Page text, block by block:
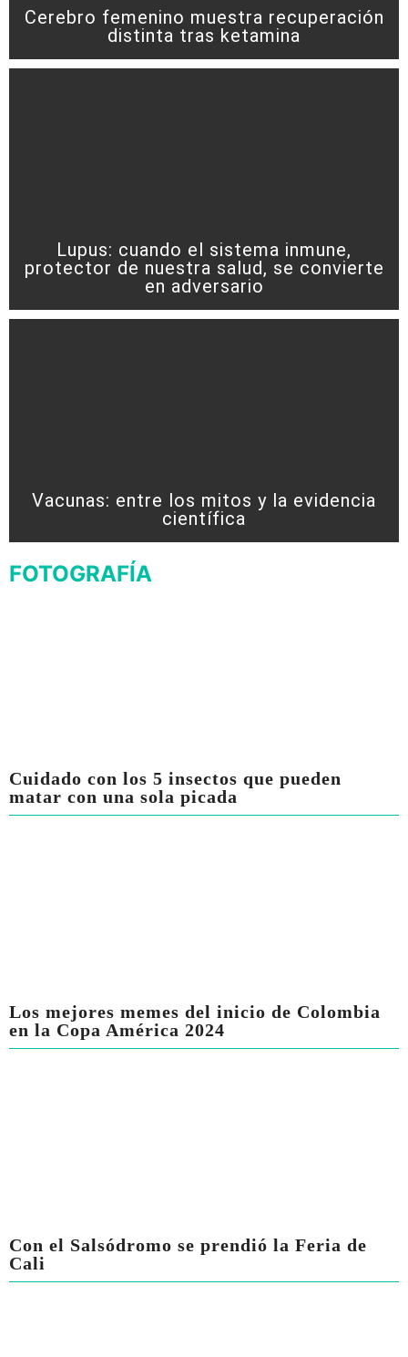
Cerebro femenino muestra recuperación
distinta tras ketamina
Lupus: cuando el sistema inmune,
protector de nuestra salud, se convierte
en adversario
Vacunas: entre los mitos y la evidencia
científica
FOTOGRAFÍA
Cuidado con los 5 insectos que pueden
matar con una sola picada
Los mejores memes del inicio de Colombia
en la Copa América 2024
Con el Salsódromo se prendió la Feria de
Cali